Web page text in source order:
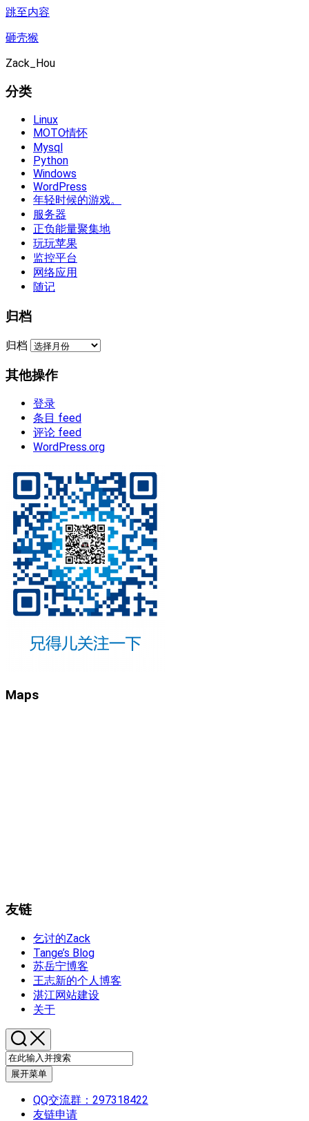
跳至内容
砸壳猴
Zack_Hou
分类
Linux
MOTO情怀
Mysql
Python
Windows
WordPress
年轻时候的游戏。
服务器
正负能量聚集地
玩玩苹果
监控平台
网络应用
随记
归档
归档
其他操作
登录
条目 feed
评论 feed
WordPress.org
Maps
友链
乞讨的Zack
Tange’s Blog
苏岳宁博客
王志新的个人博客
湛江网站建设
关于
展开菜单
QQ交流群：297318422
友链申请